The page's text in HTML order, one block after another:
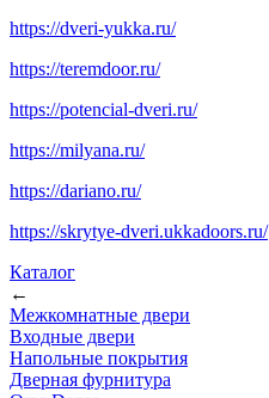
https://dveri-yukka.ru/
https://teremdoor.ru/
https://potencial-dveri.ru/
https://milyana.ru/
https://dariano.ru/
https://skrytye-dveri.ukkadoors.ru/
Каталог
←
Межкомнатные двери
Входные двери
Напольные покрытия
Дверная фурнитура